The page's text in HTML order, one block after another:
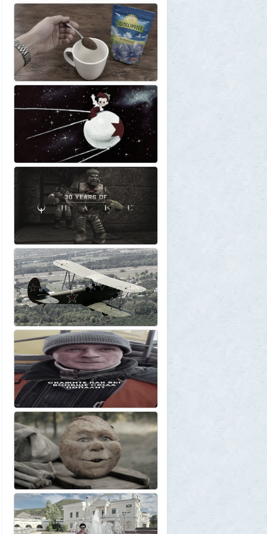
Нибиру строили цивилизации на Земле
25
1GR
1 августа 2026, 18:36
Леопольд Ашенбреннер: Как 24-летний
щегол заработал $30 млрд на
инвестициях в AI (и потерял их вчера)
3
Frumas 1 августа 2026, 17:10
Вселенная, для человеческого разума -
непостижима
1 августа 2026, 16:50
"Становится всё яснее"
amg610
1 августа 2026, 16:39
Работавшие ранее в РФ мессенджеры
BIP и KakaoTalk перестали работать
1
1GR
1 августа 2026, 14:51
Исторический дом в центре Магадана
выставили на торги за 100 тысяч рублей
Allarm
1 августа 2026, 13:50
В Подмосковье мужчина устроил концерт
для соседей в честь своего дня рождения
3
1GR 1 августа 2026, 12:58
Установку пиратской Windows
собираются сделать невозможной
7
1GR 1 августа 2026, 12:56
«Одиссея» сдохла: вышел первый
трейлер индийского фильма «Рамаяна»
1
BratOK
1 августа 2026, 00:16
Почему иностранцы охотятся за
советским радиоприёмником
«Океан-214»
2
Allarm 31 июля 2026, 13:09
127 минут в аду: что успела снять
«Венера-13» до того, как её убила жара
2
muskul 31 июля 2026, 08:53
Крузак на прокачку
1
Zmey
31 июля 2026, 08:02
«Жена присаживалась к детям и
тихонько говорила на русском»: как
латвиец переехал в Псковскую область